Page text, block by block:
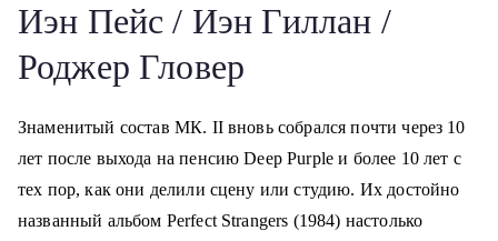
Иэн Пейс / Иэн Гиллан /
Роджер Гловер
Знаменитый состав МК. II вновь собрался почти через 10
лет после выхода на пенсию Deep Purple и более 10 лет с
тех пор, как они делили сцену или студию. Их достойно
названный альбом Perfect Strangers (1984) настолько